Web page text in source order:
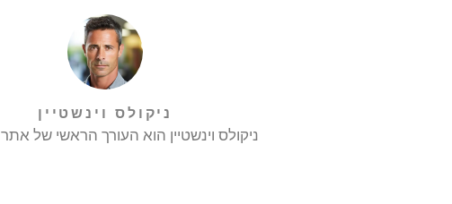
ניקולס וינשטיין
ניקולס וינשטיין הוא העורך הראשי של אתר Datilin.